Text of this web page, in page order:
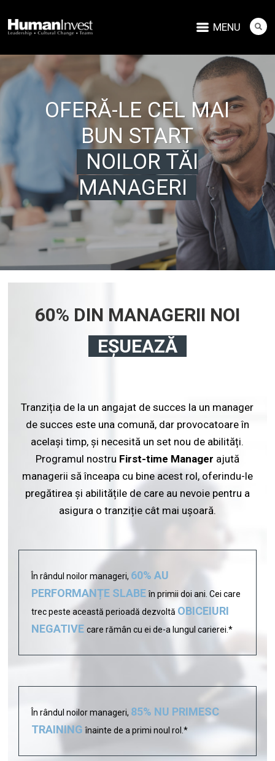
MENU
OFERĂ-LE CEL MAI
BUN START
NOILOR TĂI
MANAGERI
60% DIN MANAGERII NOI
EȘUEAZĂ
Tranziția de la un angajat de succes la un manager
de succes este una comună, dar provocatoare în
același timp, și necesită un set nou de abilități.
Programul nostru First-time Manager ajută
managerii să înceapa cu bine acest rol, oferindu-le
pregătirea și abilitățile de care au nevoie pentru a
asigura o tranziție cât mai ușoară.
În rândul noilor manageri, 60% AU
PERFORMANȚE SLABEîn primii doi ani. Cei care
trec peste această perioadă dezvoltă OBICEIURI
NEGATIVEcare rămân cu ei de-a lungul carierei.*
În rândul noilor manageri, 85% NU PRIMESC
TRAININGînainte de a primi noul rol.*